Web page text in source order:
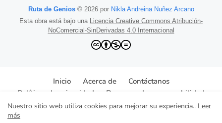
Ruta de Genios© 2026 por Nikla Andreina Nuñez Arcano
Esta obra está bajo una
Licencia Creative Commons Atribución-
NoComercial-SinDerivadas 4.0 Internacional
Inicio Acerca de
Contáctanos
Políticas de privacidad
Descargo de responsabilidad
Nuestro sitio web utiliza cookies para mejorar su experiencia.. Leer
más